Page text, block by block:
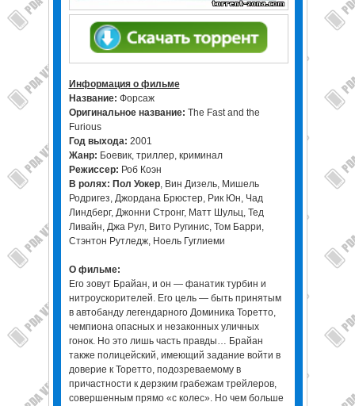
Информация о фильме
Название: Форсаж
Оригинальное название: The Fast and the
Furious
Год выхода: 2001
Жанр: Боевик, триллер, криминал
Режиссер: Роб Коэн
В ролях: Пол Уокер, Вин Дизель, Мишель
Родригез, Джордана Брюстер, Рик Юн, Чад
Линдберг, Джонни Стронг, Матт Шульц, Тед
Ливайн, Джа Рул, Вито Ругинис, Том Барри,
Стэнтон Рутледж, Ноель Гуглиеми
О фильме:
Его зовут Брайан, и он — фанатик турбин и
нитроускорителей. Его цель — быть принятым
в автобанду легендарного Доминика Торетто,
чемпиона опасных и незаконных уличных
гонок. Но это лишь часть правды… Брайан
также полицейский, имеющий задание войти в
доверие к Торетто, подозреваемому в
причастности к дерзким грабежам трейлеров,
совершенным прямо «с колес». Но чем больше